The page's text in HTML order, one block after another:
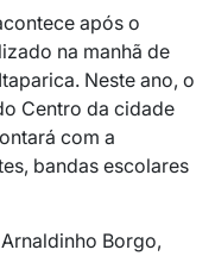
após o
na manhã de
Neste ano, o
Centro da cidade
com a
bandas escolares
Borgo,